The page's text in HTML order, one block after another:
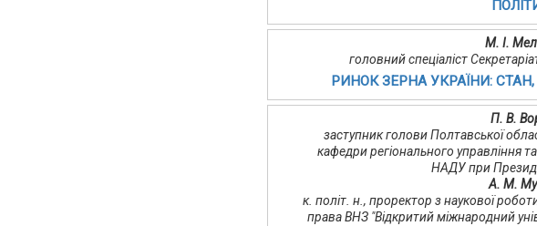
М. І.
головний спеціаліст
РИНОК ЗЕРНА УКРАЇНИ:
П. В.
заступник голови Полтавської
кафедри регіонального управління
НАДУ при
А. М.
к. політ. н., проректор з наукової
права ВНЗ "Відкритий міжнародний